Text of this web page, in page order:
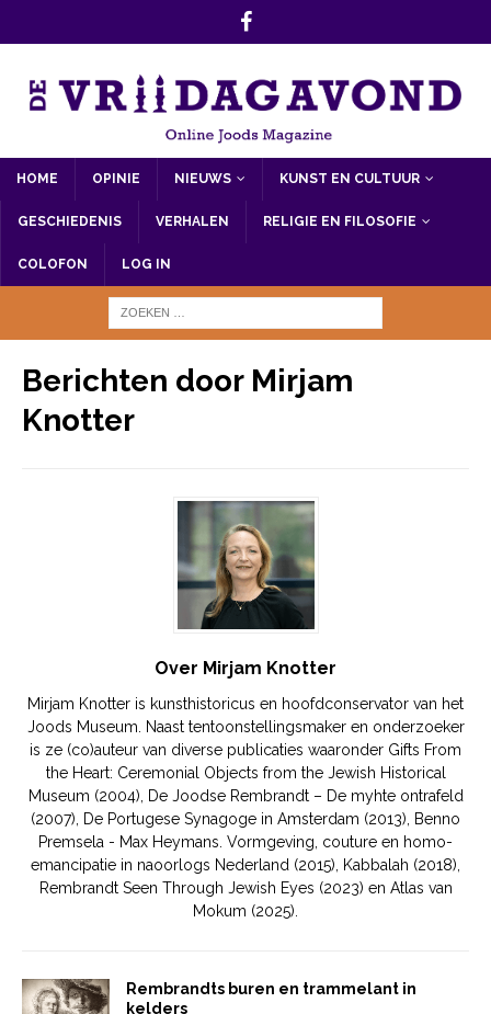
HOME OPINIE NIEUWS KUNST EN CULTUUR
GESCHIEDENIS VERHALEN RELIGIE EN FILOSOFIE
COLOFON LOG IN
Berichten door Mirjam
Knotter
Over Mirjam Knotter
Mirjam Knotter is kunsthistoricus en hoofdconservator van het
Joods Museum. Naast tentoonstellingsmaker en onderzoeker
is ze (co)auteur van diverse publicaties waaronder Gifts From
the Heart: Ceremonial Objects from the Jewish Historical
Museum (2004), De Joodse Rembrandt – De myhte ontrafeld
(2007), De Portugese Synagoge in Amsterdam (2013), Benno
Premsela - Max Heymans. Vormgeving, couture en homo-
emancipatie in naoorlogs Nederland (2015), Kabbalah (2018),
Rembrandt Seen Through Jewish Eyes (2023) en Atlas van
Mokum (2025).
Rembrandts buren en trammelant in
kelders